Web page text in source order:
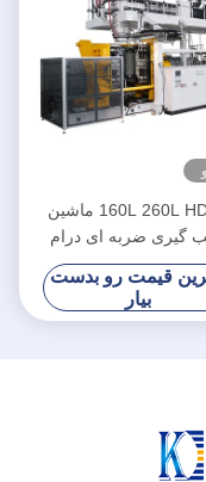
160L 260L HDPE ماشین
گیری ضربه ای درام
سیستم هیدرولیک
سروو
قیمت رو بدست
بیار